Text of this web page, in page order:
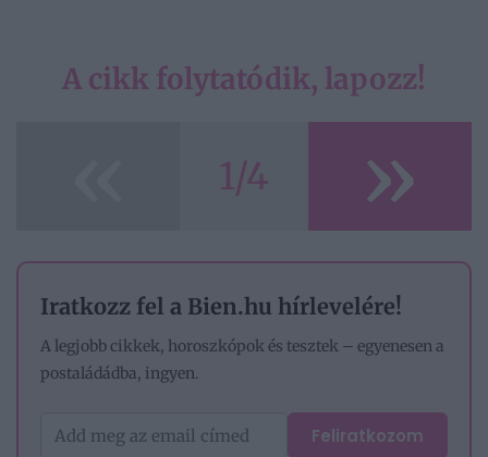
A cikk folytatódik, lapozz!
1/4 »
Iratkozz fel a Bien.hu hírlevelére!
A legjobb cikkek, horoszkópok és tesztek – egyenesen a
postaládádba, ingyen.
Feliratkozom